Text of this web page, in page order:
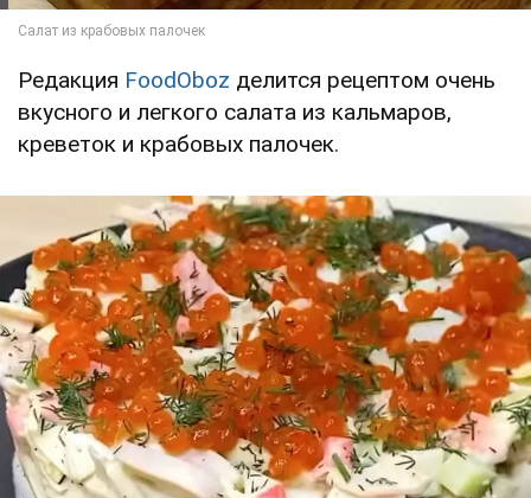
Редакция FoodOboz делится рецептом очень
вкусного и легкого салата из кальмаров,
креветок и крабовых палочек.